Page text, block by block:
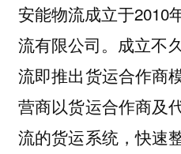
安能物流成立于2010
流有限公司。成立不
流即推出货运合作商
营商以货运合作商及
流的货运系统，快速